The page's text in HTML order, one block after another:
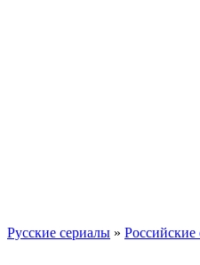
Русские сериалы » Российские